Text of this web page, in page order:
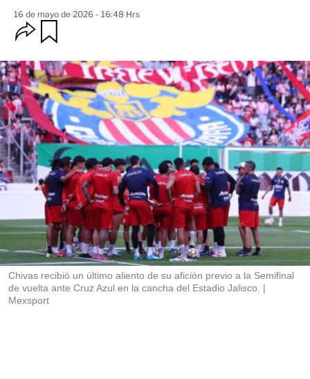
16 de mayo de 2026 - 16:48 Hrs
O
p
i
o
n
e
d
e
c
o
m
p
r
t
i
r
r
d
a
r
Chivas recibió un último aliento de su afición previo a la Semifinal
de vuelta ante Cruz Azul en la cancha del Estadio Jalisco.
Mexsport